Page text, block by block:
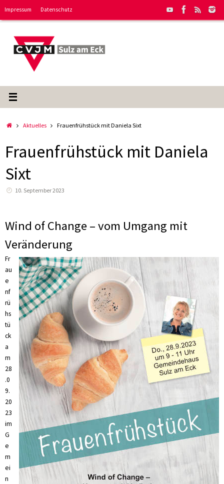
Impressum Datenschutz
StartAktuelles Frauenfrühstück mit Daniela Sixt
Frauenfrühstück mit Daniela
Sixt
10. September 2023
Wind of Change – vom Umgang mit
Veränderung
Fr
au
e
nf
rü
hs
tü
ck
a
m
28
.0
9.
20
23
im
G
e
m
ei
n